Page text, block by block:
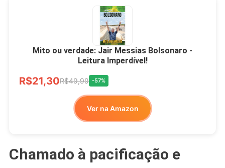
Mito ou verdade: Jair Messias Bolsonaro -
Leitura Imperdível!
R$21,30R$49,99 -57%
Ver na Amazon
Chamado à pacificação e